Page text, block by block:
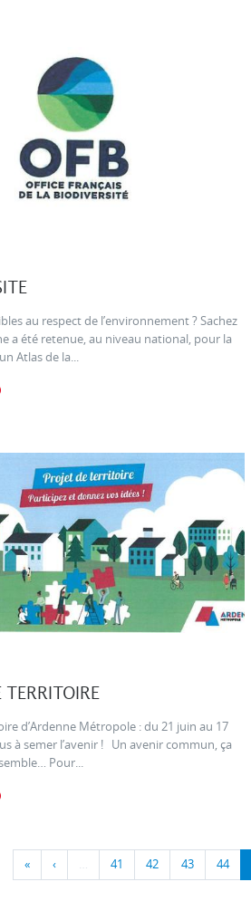
au respect de l’environnement ? Sachez
a été retenue, au niveau national, pour la
Atlas de la...
TERRITOIRE
d’Ardenne Métropole : du 21 juin au 17
à semer l’avenir ! Un avenir commun, ça
Pour...
« ‹ … 41 42 43 44